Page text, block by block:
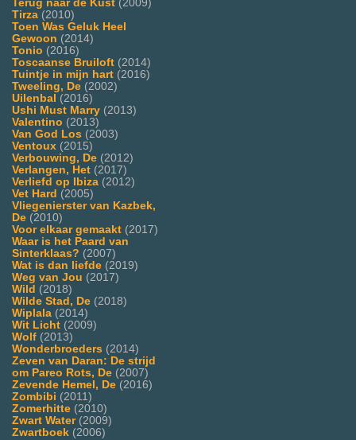
Terug naar de Kust (2009)
Tirza (2010)
Toen Was Geluk Heel
Gewoon (2014)
Tonio (2016)
Toscaanse Bruiloft (2014)
Tuintje in mijn hart (2016)
Tweeling, De (2002)
Uilenbal (2016)
Ushi Must Marry (2013)
Valentino (2013)
Van God Los (2003)
Ventoux (2015)
Verbouwing, De (2012)
Verlangen, Het (2017)
Verliefd op Ibiza (2012)
Vet Hard (2005)
Vliegenierster van Kazbek,
De (2010)
Voor elkaar gemaakt (2017)
Waar is het Paard van
Sinterklaas? (2007)
Wat is dan liefde (2019)
Weg van Jou (2017)
Wild (2018)
Wilde Stad, De (2018)
Wiplala (2014)
Wit Licht (2009)
Wolf (2013)
Wonderbroeders (2014)
Zeven van Daran: De strijd
om Pareo Rots, De (2007)
Zevende Hemel, De (2016)
Zombibi (2011)
Zomerhitte (2010)
Zwart Water(2009)
Zwartboek (2006)